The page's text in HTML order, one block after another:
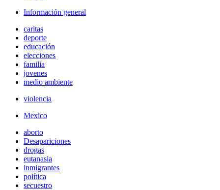
Información general
caritas
deporte
educación
elecciones
familia
jovenes
medio ambiente
violencia
Mexico
aborto
Desapariciones
drogas
eutanasia
inmigrantes
política
secuestro